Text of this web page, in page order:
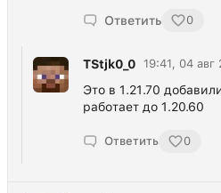
Ответить 0
TStjk0_0 19:41, 04 авг
Это в 1.21.70
работает до 1.20.60
Ответить 0